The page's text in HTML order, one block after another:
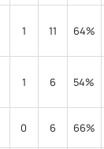
1 11 64%
1 6 54%
0 6 66%